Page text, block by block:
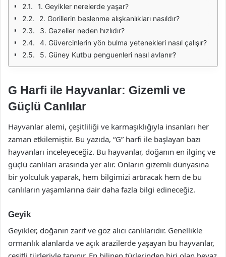
1. Geyikler nerelerde yaşar?
2. Gorillerin beslenme alışkanlıkları nasıldır?
3. Gazeller neden hızlıdır?
4. Güvercinlerin yön bulma yetenekleri nasıl çalışır?
5. Güney Kutbu penguenleri nasıl avlanır?
G Harfi ile Hayvanlar: Gizemli ve
Güçlü Canlılar
Hayvanlar alemi, çeşitliliği ve karmaşıklığıyla insanları her
zaman etkilemiştir. Bu yazıda, “G” harfi ile başlayan bazı
hayvanları inceleyeceğiz. Bu hayvanlar, doğanın en ilginç ve
güçlü canlıları arasında yer alır. Onların gizemli dünyasına
bir yolculuk yaparak, hem bilgimizi artıracak hem de bu
canlıların yaşamlarına dair daha fazla bilgi edineceğiz.
Geyik
Geyikler, doğanın zarif ve göz alıcı canlılarıdır. Genellikle
ormanlık alanlarda ve açık arazilerde yaşayan bu hayvanlar,